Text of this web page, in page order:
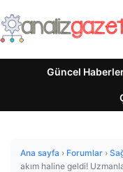
Güncel
Ana sayfa › Forumlar ›
akım haline geldi!